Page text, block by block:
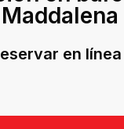
Maddalena
en línea